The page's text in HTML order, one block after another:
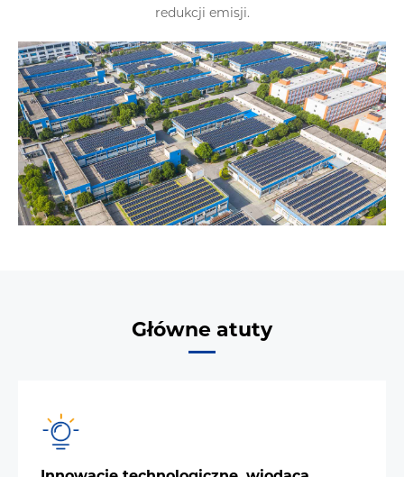
redukcji emisji.
Główne atuty